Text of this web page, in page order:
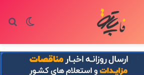
تغییر